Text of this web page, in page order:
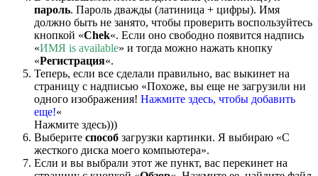
пароль. Пароль дважды (латиница + цифры). Имя
должно быть не занято, чтобы проверить воспользуйтесь
кнопкой «Chek«. Если оно свободно появится надпись
«ИМЯ is available» и тогда можно нажать кнопку
«Регистрация«.
Теперь, если все сделали правильно, вас выкинет на
страницу с надписью «Похоже, вы еще не загрузили ни
одного изображения! Нажмите здесь, чтобы добавить
еще!«
Нажмите здесь)))
Выберите способ загрузки картинки. Я выбираю «С
жесткого диска моего компьютера».
Если и вы выбрали этот же пункт, вас перекинет на